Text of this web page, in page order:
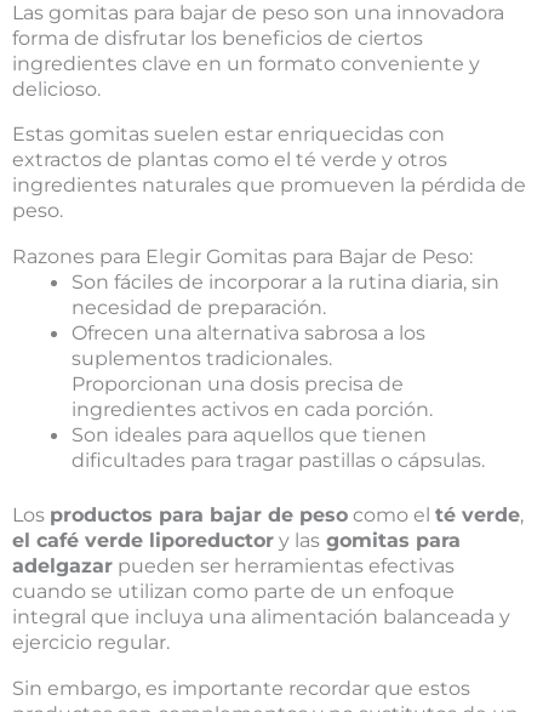
Las gomitas para bajar de peso son una innovadora
forma de disfrutar los beneficios de ciertos
ingredientes clave en un formato conveniente y
delicioso.
Estas gomitas suelen estar enriquecidas con
extractos de plantas como el té verde y otros
ingredientes naturales que promueven la pérdida de
peso.
Razones para Elegir Gomitas para Bajar de Peso:
Son fáciles de incorporar a la rutina diaria, sin
necesidad de preparación.
Ofrecen una alternativa sabrosa a los
suplementos tradicionales.
Proporcionan una dosis precisa de
ingredientes activos en cada porción.
Son ideales para aquellos que tienen
dificultades para tragar pastillas o cápsulas.
Los productos para bajar de peso como el té verde,
el café verde liporeductor y las gomitas para
adelgazar pueden ser herramientas efectivas
cuando se utilizan como parte de un enfoque
integral que incluya una alimentación balanceada y
ejercicio regular.
Sin embargo, es importante recordar que estos